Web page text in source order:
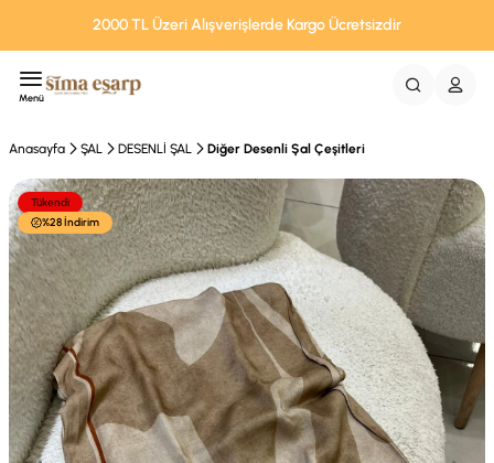
2000 TL Üzeri Alışverişlerde Kargo Ücretsizdir
Menü
Anasayfa ŞAL DESENLİ ŞAL Diğer Desenli Şal Çeşitleri
Tükendi
%28 İndirim